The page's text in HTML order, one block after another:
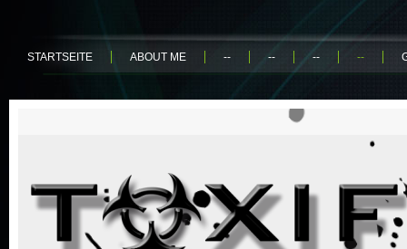
STARTSEITE ABOUT ME -- -- -- --